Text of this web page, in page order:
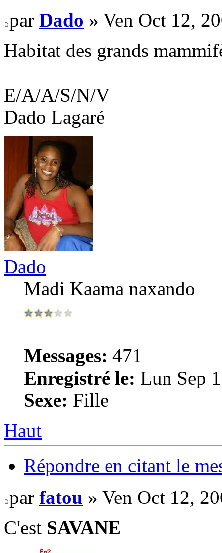
par Dado » Ven Oct 12,
Habitat des grands
E/A/A/S/N/V
Dado Lagaré
Dado
Madi Kaama naxando
Messages: 471
Enregistré le: Lun Sep
Sexe: Fille
Haut
Répondre en citant le
par fatou » Ven Oct 12,
C'est SAVANE